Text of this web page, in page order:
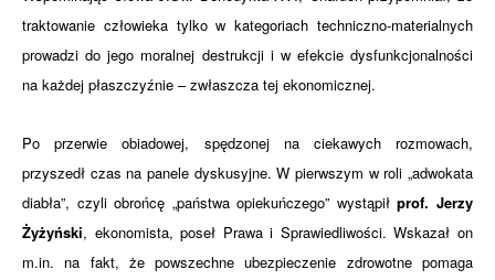
traktowanie człowieka tylko w kategoriach techniczno-materialnych
prowadzi do jego moralnej destrukcji i w efekcie dysfunkcjonalności
na każdej płaszczyźnie – zwłaszcza tej ekonomicznej.
Po przerwie obiadowej, spędzonej na ciekawych rozmowach,
przyszedł czas na panele dyskusyjne. W pierwszym w roli „adwokata
diabła”, czyli obrońcę „państwa opiekuńczego” wystąpiłprof. Jerzy
Żyżyński, ekonomista, poseł Prawa i Sprawiedliwości. Wskazał on
m.in. na fakt, że powszechne ubezpieczenie zdrowotne pomaga